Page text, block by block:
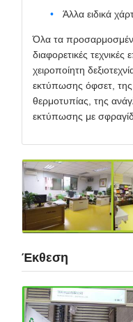
Άλλα ειδικά
Όλα τα
διαφορετικές τεχνικές
χειροποίητη
εκτύπωσης όφσετ,
θερμοτυπίας, της
εκτύπωσης με
Έκθεση